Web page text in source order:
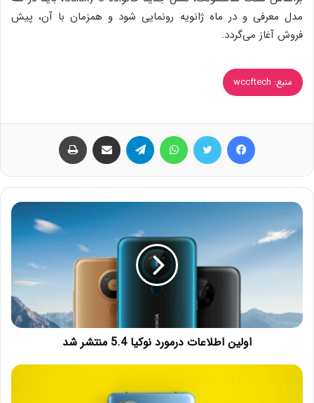
مدل معرفی و در ماه ژانویه رونمایی شود و همزمان با آن، پیش
فروش آغاز می‌گردد.
منبع: wccftech
اولین اطلاعات درمورد نوکیا 5.4 منتشر شد